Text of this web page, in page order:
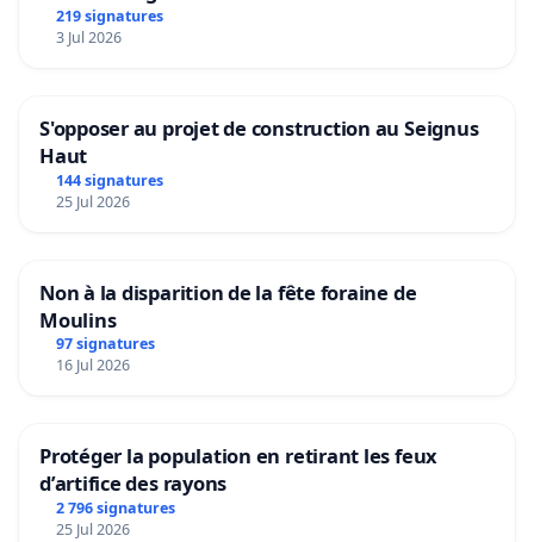
219 signatures
3 Jul 2026
S'opposer au projet de construction au Seignus
Haut
144 signatures
25 Jul 2026
Non à la disparition de la fête foraine de
Moulins
97 signatures
16 Jul 2026
Protéger la population en retirant les feux
d’artifice des rayons
2 796 signatures
25 Jul 2026